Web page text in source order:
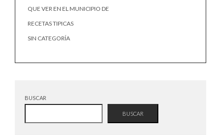
QUE VER EN EL MUNICIPIO DE
RECETAS TIPICAS
SIN CATEGORÍA
BUSCAR
BUSCAR